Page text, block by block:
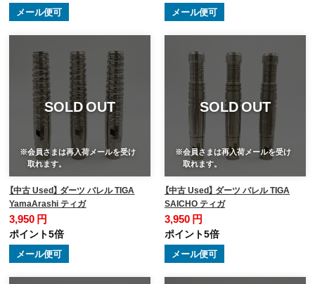
メール便可 メール便可
SOLD OUT
※会員さまは再入荷メールを受け
取れます。
【中古 Used】 ダーツ バレル TIGA
YamaArashi ティガ
3,950 円
ポイント5倍
メール便可
SOLD OUT
※会員さまは再入荷メールを受け
取れます。
【中古 Used】 ダーツ バレル TIGA
SAICHO ティガ
3,950 円
ポイント5倍
メール便可